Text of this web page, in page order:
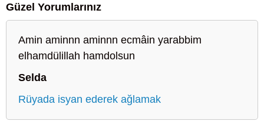
Güzel Yorumlarınız
Amin aminnn aminnn ecmâin yarabbim
elhamdülillah hamdolsun
Selda
Rüyada isyan ederek ağlamak